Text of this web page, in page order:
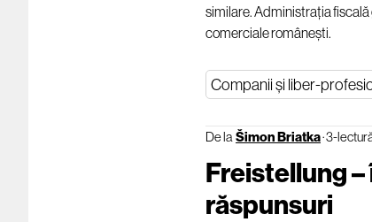
similare. Administrația
comerciale românești.
Companii și liber-
De laŠimon Briatka·3-
Freistellung
răspunsuri